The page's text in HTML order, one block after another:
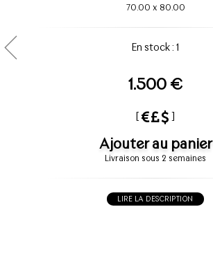
70.00 x 80.00
En stock : 1
1.500 €
[ ]
Ajouter au panier
Livraison sous 2 semaines
LIRE LA DESCRIPTION